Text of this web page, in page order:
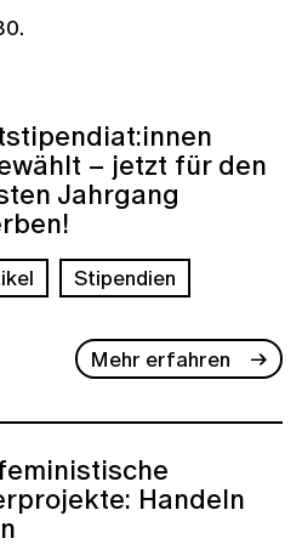
.
– jetzt für den
Jahrgang
Stipendien
Mehr erfahren
Handeln